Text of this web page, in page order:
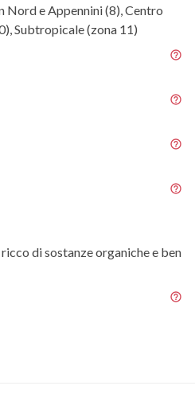
Nord e Appennini (8), Centro
Subtropicale (zona 11)
di sostanze organiche e ben